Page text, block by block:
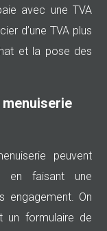
avec une TVA
d’une TVA plus
et la pose des
menuiserie
peuvent
en faisant une
engagement. On
un formulaire de